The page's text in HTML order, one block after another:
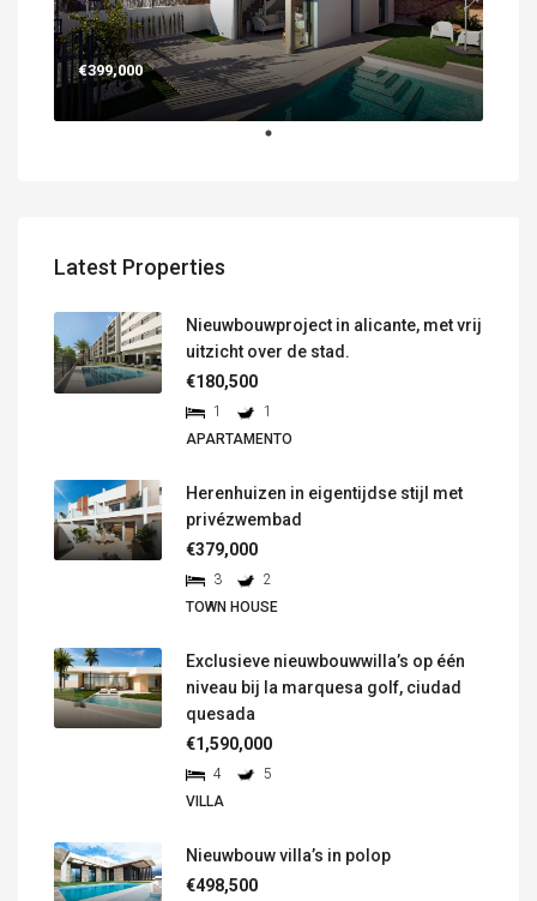
€399,000
Latest Properties
Nieuwbouwproject in alicante, met vrij
uitzicht over de stad.
€180,500
1
1
APARTAMENTO
Herenhuizen in eigentijdse stijl met
privézwembad
€379,000
3
2
TOWN HOUSE
Exclusieve nieuwbouwwilla’s op één
niveau bij la marquesa golf, ciudad
quesada
€1,590,000
4
5
VILLA
Nieuwbouw villa’s in polop
€498,500